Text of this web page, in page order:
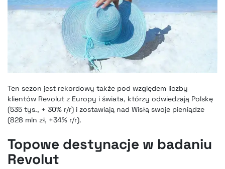
Ten sezon jest rekordowy także pod względem liczby
klientów Revolut z Europy i świata, którzy odwiedzają Polskę
(535 tys., + 30% r/r) i zostawiają nad Wisłą swoje pieniądze
(828 mln zł, +34% r/r).
Topowe destynacje w badaniu
Revolut